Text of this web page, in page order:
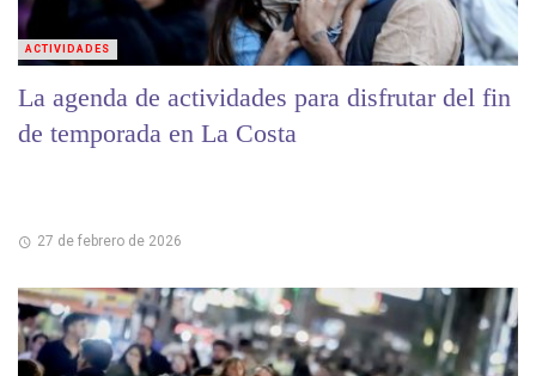
La agenda de actividades para disfrutar del fin
de temporada en La Costa
27 de febrero de 2026
ACTIVIDADES